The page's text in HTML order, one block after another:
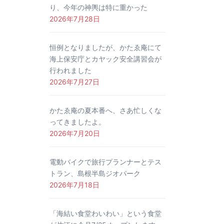
り、今年の神輿は特に重かった
2026年7月28日
恒例となりましたが、かたゑ庵にて
海上保安庁とカヤック安全講習会が
行われました
2026年7月27日
かたゑ庵の夏本番へ、さあ忙しくな
ってきましたよ。
2026年7月20日
電動バイクで旅行プランナーとテス
トラン、島根半島ジオパーク
2026年7月18日
「海結い食堂わいわい」という食堂